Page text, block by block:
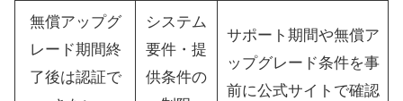
無償アップグ
レード期間終
了後は認証で
システム
要件・提
供条件の
サポート期間や無償ア
ップグレード条件を事
前に公式サイトで確認